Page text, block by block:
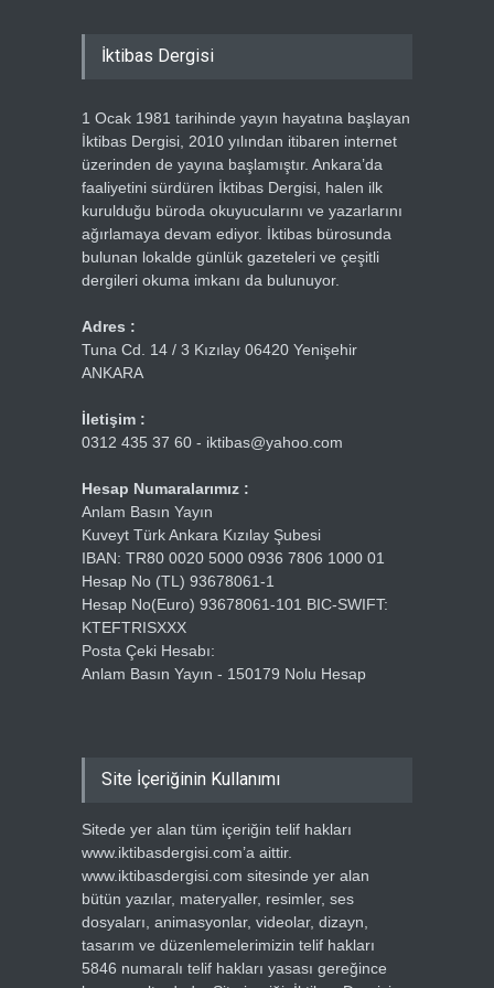
İktibas Dergisi
1 Ocak 1981 tarihinde yayın hayatına başlayan
İktibas Dergisi, 2010 yılından itibaren internet
üzerinden de yayına başlamıştır. Ankara’da
faaliyetini sürdüren İktibas Dergisi, halen ilk
kurulduğu büroda okuyucularını ve yazarlarını
ağırlamaya devam ediyor. İktibas bürosunda
bulunan lokalde günlük gazeteleri ve çeşitli
dergileri okuma imkanı da bulunuyor.
Adres :
Tuna Cd. 14 / 3 Kızılay 06420 Yenişehir
ANKARA
İletişim :
0312 435 37 60 - iktibas@yahoo.com
Hesap Numaralarımız :
Anlam Basın Yayın
Kuveyt Türk Ankara Kızılay Şubesi
IBAN: TR80 0020 5000 0936 7806 1000 01
Hesap No (TL) 93678061-1
Hesap No(Euro) 93678061-101 BIC-SWIFT:
KTEFTRISXXX
Posta Çeki Hesabı:
Anlam Basın Yayın - 150179 Nolu Hesap
Site İçeriğinin Kullanımı
Sitede yer alan tüm içeriğin telif hakları
www.iktibasdergisi.com’a aittir.
www.iktibasdergisi.com sitesinde yer alan
bütün yazılar, materyaller, resimler, ses
dosyaları, animasyonlar, videolar, dizayn,
tasarım ve düzenlemelerimizin telif hakları
5846 numaralı telif hakları yasası gereğince